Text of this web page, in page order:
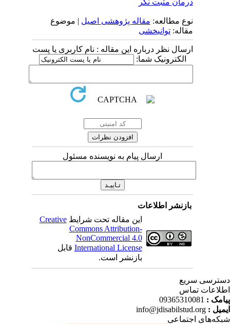
درمان مثبت نگر
نوع مطالعه:مقاله پژوهشی اصیل| موضوع
مقاله:توانبخشی
ارسال نظر درباره این مقاله : نام کاربری یا پست
الکترونیک شما:
ارسال پیام به نویسنده مسئول
بازنشر اطلاعات
این مقاله تحت شرایطCreative
Commons Attribution-
NonCommercial 4.0
International Licenseقابل
بازنشر است.
سریع
تماس
:
09365310081
:
info@jdisabilstud.org
اجتماعی